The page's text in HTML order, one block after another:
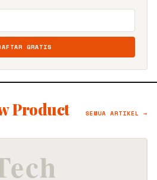
GRATIS
Product SEMUA ARTIKEL →